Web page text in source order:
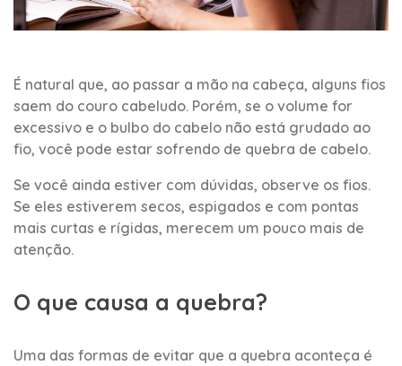
É natural que, ao passar a mão na cabeça, alguns fios
saem do couro cabeludo. Porém, se o volume for
excessivo e o bulbo do cabelo não está grudado ao
fio, você pode estar sofrendo de quebra de cabelo.
Se você ainda estiver com dúvidas, observe os fios.
Se eles estiverem secos, espigados e com pontas
mais curtas e rígidas, merecem um pouco mais de
atenção.
O que causa a quebra?
Uma das formas de evitar que a quebra aconteça é